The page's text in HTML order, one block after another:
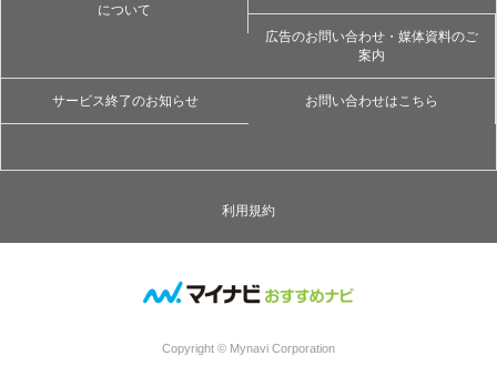
について
広告のお問い合わせ・媒体資料のご
案内
サービス終了のお知らせ お問い合わせはこちら
利用規約
Copyright © Mynavi Corporation